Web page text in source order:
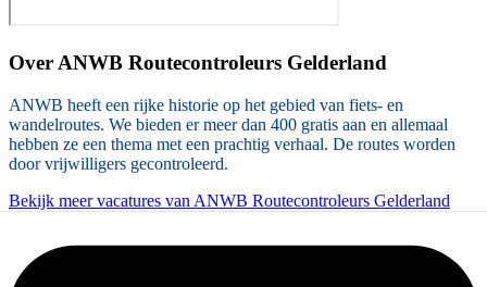
Over ANWB Routecontroleurs Gelderland
ANWB heeft een rijke historie op het gebied van fiets- en
wandelroutes. We bieden er meer dan 400 gratis aan en allemaal
hebben ze een thema met een prachtig verhaal. De routes worden
door vrijwilligers gecontroleerd.
Bekijk meer vacatures van ANWB Routecontroleurs Gelderland